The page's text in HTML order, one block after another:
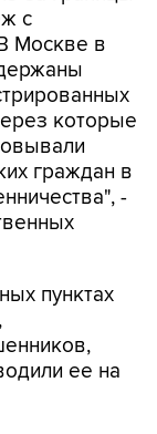
которые
граждан в
-
пунктах
ее на